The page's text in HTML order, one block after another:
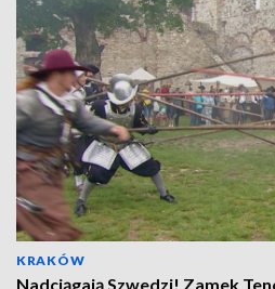
KRAKÓW
Nadciągają Szwedzi! Zamek